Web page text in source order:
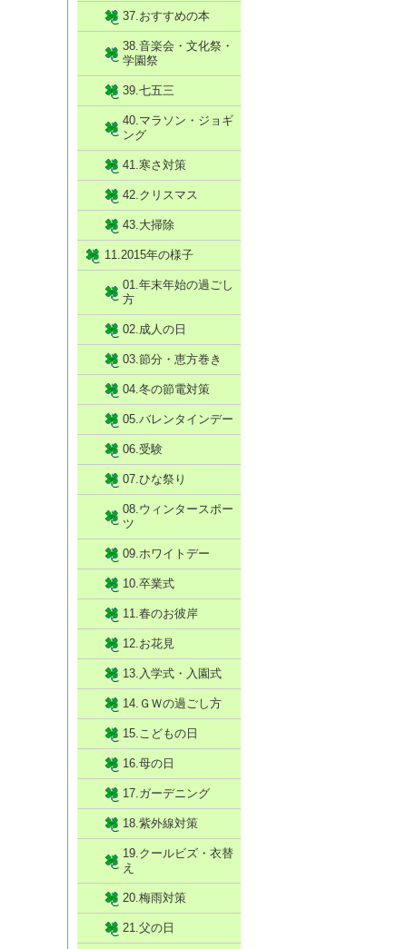
37.おすすめの本
38.音楽会・文化祭・
学園祭
39.七五三
40.マラソン・ジョギ
ング
41.寒さ対策
42.クリスマス
43.大掃除
11.2015年の様子
01.年末年始の過ごし
方
02.成人の日
03.節分・恵方巻き
04.冬の節電対策
05.バレンタインデー
06.受験
07.ひな祭り
08.ウィンタースポー
ツ
09.ホワイトデー
10.卒業式
11.春のお彼岸
12.お花見
13.入学式・入園式
14.ＧＷの過ごし方
15.こどもの日
16.母の日
17.ガーデニング
18.紫外線対策
19.クールビズ・衣替
え
20.梅雨対策
21.父の日